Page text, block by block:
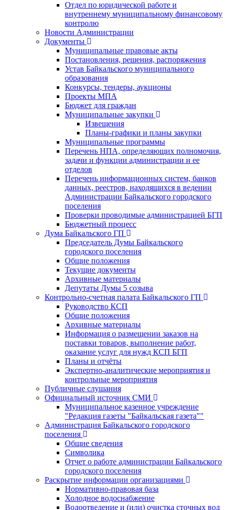
Отдел по юридической работе и
внутреннему муниципальному финансовому
контролю
Новости Администрации
Документы
Муниципальные правовые акты
Постановления, решения, распоряжения
Устав Байкальского муниципального
образования
Конкурсы, тендеры, аукционы
Проекты МПА
Бюджет для граждан
Муниципальные закупки
Извещения
Планы-графики и планы закупки
Муниципальные программы
Перечень НПА, определяющих полномочия,
задачи и функции администрации и ее
отделов
Перечень информационных систем, банков
данных, реестров, находящихся в ведении
Администрации Байкальского городского
поселения
Проверки проводимые администрацией БГП
Бюджетный процесс
Дума Байкальского ГП
Председатель Думы Байкальского
городского поселения
Общие положения
Текущие документы
Архивные материалы
Депутаты Думы 5 созыва
Контрольно-счетная палата Байкальского ГП
Руководство КСП
Общие положения
Архивные материалы
Информация о размещении заказов на
поставки товаров, выполнение работ,
оказание услуг для нужд КСП БГП
Планы и отчёты
Экспертно-аналитические мероприятия и
контрольные мероприятия
Публичные слушания
Официальный источник СМИ
Муниципальное казенное учреждение
"Редакция газеты "Байкальская газета""
Администрация Байкальского городского
поселения
Общие сведения
Символика
Отчет о работе администрации Байкальского
городского поселения
Раскрытие информации организациями
Нормативно-правовая база
Холодное водоснабжение
Водоотведение и (или) очистка сточных вод